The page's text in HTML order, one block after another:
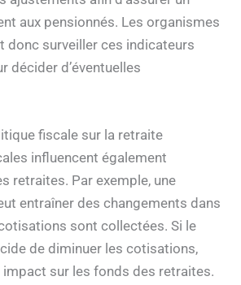
aux pensionnés. Les organismes
donc surveiller ces indicateurs
décider d’éventuelles
fiscale sur la retraite
influencent également
retraites. Par exemple, une
entraîner des changements dans
sont collectées. Si le
de diminuer les cotisations,
impact sur les fonds des retraites.